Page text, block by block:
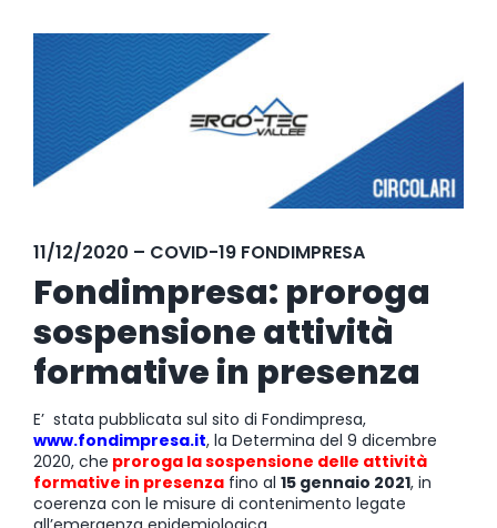
EVENTI NOVITÀ
Ingrandisci
immagine
11/12/2020 – COVID-19 FONDIMPRESA
Fondimpresa: proroga
sospensione attività
formative in presenza
E’ stata pubblicata sul sito di Fondimpresa,
www.fondimpresa.it, la Determina del 9 dicembre
2020, che proroga la sospensione delle attività
formative in presenza fino al 15 gennaio 2021, in
coerenza con le misure di contenimento legate